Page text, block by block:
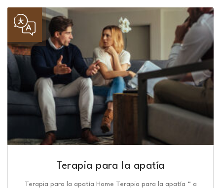
Terapia para la apatía
Terapia para la apatía Home Terapia para la apatía “ a